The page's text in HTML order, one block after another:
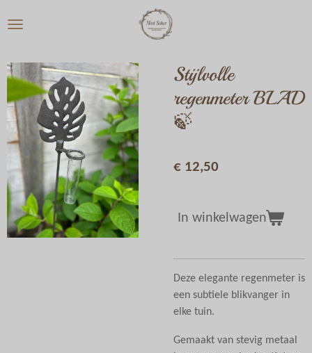
direct
de
hoofdinhoud
Stijlvolle
regenmeter BLAD
🍃
€ 12,50
In winkelwagen
Deze elegante regenmeter is
een subtiele blikvanger in
elke tuin.
Gemaakt van stevig metaal